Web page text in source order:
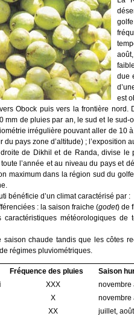
due
est
Obock puis vers la frontière
mm de pluies par an, le sud et le
irrégulière pouvant aller de 10
pays zone d’altitude) ; l’exposition
de Dikhil et de Randa, divise
l’année et au niveau du pays et
maximum dans la région sud du
bénéficie d’un climat caractérisé par :
: la saison fraiche (godet) de
météorologiques
saison chaude tandis que les côtes
régimes pluviométriques.
Fréquence des pluies
Saison
XXX
novembre
X
novembre
XX juillet,